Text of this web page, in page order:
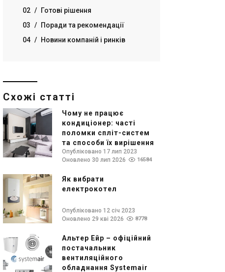
02 /
Готові рішення
03 /
Поради та рекомендації
04 / Новини компаній і ринків
Схожі статті
Чому не працює
кондиціонер: часті
поломки спліт-систем
та способи їх вирішення
Опубліковано 17 лип 2023
Оновлено 30 лип 2026
16584
Як вибрати
електрокотел
Опубліковано 12 січ 2023
Оновлено 29 кві 2026
8778
Альтер Ейр – офіційний
постачальник
вентиляційного
обладнання Systemair